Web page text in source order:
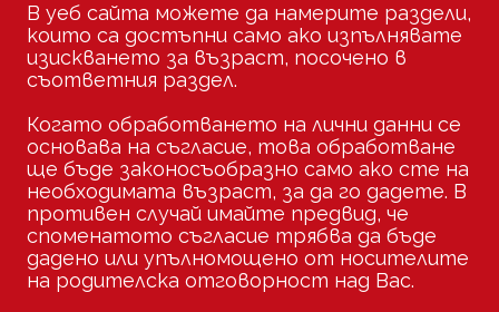
В уеб сайта можете да намерите раздели,
които са достъпни само ако изпълнявате
изискването за възраст, посочено в
съответния раздел.
Когато обработването на лични данни се
основава на съгласие, това обработване
ще бъде законосъобразно само ако сте на
необходимата възраст, за да го дадете. В
противен случай имайте предвид, че
споменатото съгласие трябва да бъде
дадено или упълномощено от носителите
на родителска отговорност над Вас.